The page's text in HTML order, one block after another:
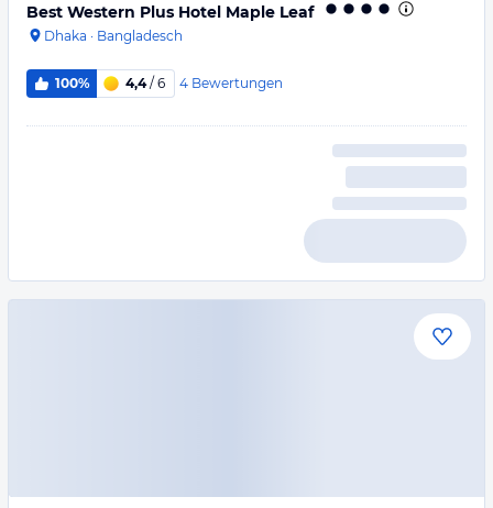
Best Western Plus Hotel Maple Leaf
Dhaka · Bangladesch
100% 4,4/ 6 4 Bewertungen